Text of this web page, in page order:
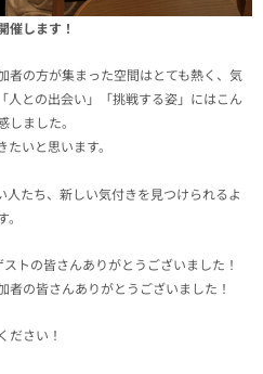
催します！
者の方が集まった空間はとても熱く、気
人との出会い」「挑戦する姿」にはこん
ました。
いと思います。
人たち、新しい気付きを見つけられるよ
トの皆さんありがとうございました！
の皆さんありがとうございました！
ださい！